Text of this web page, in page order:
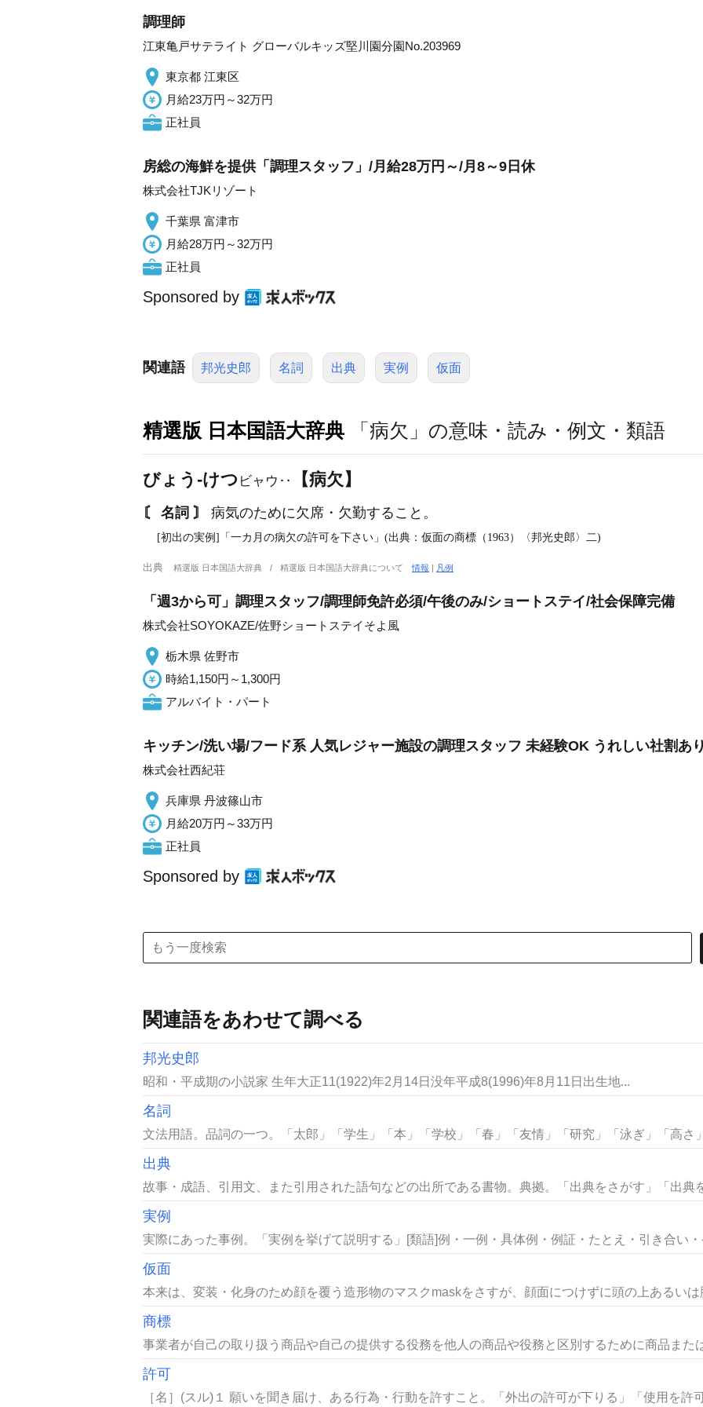
調理師
江東亀戸サテライト グローバルキッズ堅川園分園No.203969
東京都 江東区
月給23万円～32万円
正社員
房総の海鮮を提供「調理スタッフ」/月給28万円～/月8～9日休
株式会社TJKリゾート
千葉県 富津市
月給28万円～32万円
正社員
Sponsored by
関連語 邦光史郎 名詞 出典 実例 仮面
精選版 日本国語大辞典 「病欠」の意味・読み・例文・類語
びょう‐けつ ビャウ‥ 【病欠】
〘 名詞 〙 病気のために欠席・欠勤すること。
[初出の実例]「一カ月の病欠の許可を下さい」(出典：仮面の商標（1963）〈邦光史郎〉二)
出典 精選版 日本国語大辞典 精選版 日本国語大辞典について情報 | 凡例
「週3から可」調理スタッフ/調理師免許必須/午後のみ/ショートステイ/社会保障完備
株式会社SOYOKAZE/佐野ショートステイそよ風
栃木県 佐野市
時給1,150円～1,300円
アルバイト・パート
キッチン/洗い場/フード系 人気レジャー施設の調理スタッフ 未経験OK うれしい社割あり
株式会社西紀荘
兵庫県 丹波篠山市
月給20万円～33万円
正社員
Sponsored by
関連語をあわせて調べる
邦光史郎
昭和・平成期の小説家 生年大正11(1922)年2月14日没年平成8(1996)年8月11日出生地...
名詞
文法用語。品詞の一つ。「太郎」「学生」「本」「学校」「春」「友情」「研究」「泳ぎ」「高さ
出典
故事・成語、引用文、また引用された語句などの出所である書物。典拠。「出典をさがす」「出典
実例
実際にあった事例。「実例を挙げて説明する」[類語]例・一例・具体例・例証・たとえ・引き合い・
仮面
本来は、変装・化身のため顔を覆う造形物のマスクmaskをさすが、顔面につけずに頭の上あるいは
商標
事業者が自己の取り扱う商品や自己の提供する役務を他人の商品や役務と区別するために商品また
許可
［名］(スル)１ 願いを聞き届け、ある行為・行動を許すこと。「外出の許可が下りる」「使用を許可